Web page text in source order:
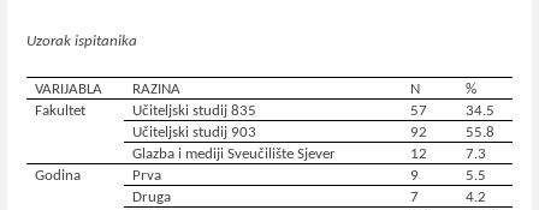
Uzorak ispitanika
VARIJABLA RAZINA N
%
Fakultet
Učiteljski studij 835 57
34.5
Učiteljski studij 903
92
55.8
Glazba i mediji Sveučilište Sjever
12
7.3
Godina
Prva 9
5.5
Druga
7
4.2